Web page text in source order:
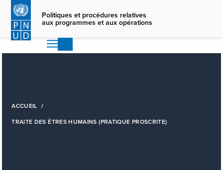
Skip
main
content
Politiques et procédures relatives
aux programmes et aux opérations
ACCUEIL
TRAITE DES ÊTRES HUMAINS (PRATIQUE PROSCRITE)